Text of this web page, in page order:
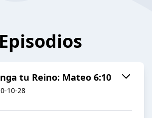
Episodios
tu Reino: Mateo 6:10
10-28